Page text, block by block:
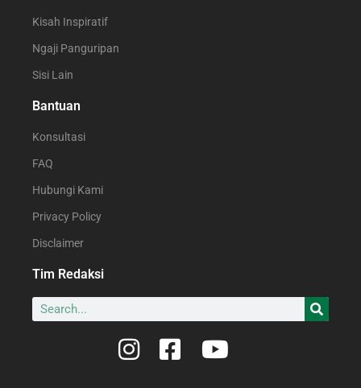
Kisah Inspiratif
Ngaji Panguripan
Sisi Lain
Bantuan
Konsultasi
FAQ
Hubungi Kami
Privacy Policy
Disclaimer
Tim Redaksi